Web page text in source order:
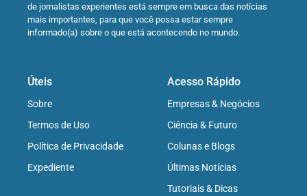
de jornalistas experientes está sempre em busca das notícias
mais importantes, para que você possa estar sempre
informado(a) sobre o que está acontecendo no mundo.
Úteis
Sobre
Termos de Uso
Política de Privacidade
Expediente
Acesso Rápido
Empresas & Negócios
Ciência & Futuro
Colunas e Blogs
Últimas Notícias
Tutoriais & Dicas